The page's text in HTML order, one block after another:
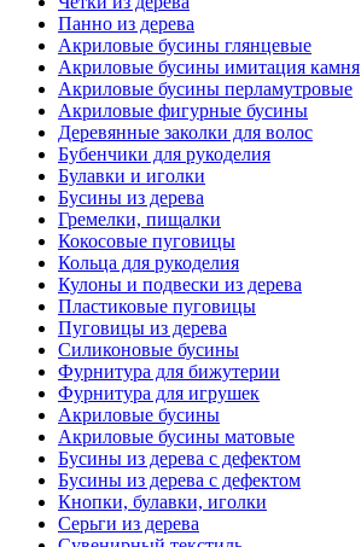
Панно из дерева
Акриловые бусины глянцевые
Акриловые бусины имитация камня
Акриловые бусины перламутровые
Акриловые фигурные бусины
Деревянные заколки для волос
Бубенчики для рукоделия
Булавки и иголки
Бусины из дерева
Гремелки, пищалки
Кокосовые пуговицы
Кольца для рукоделия
Кулоны и подвески из дерева
Пластиковые пуговицы
Пуговицы из дерева
Силиконовые бусины
Фурнитура для бижутерии
Фурнитура для игрушек
Акриловые бусины
Акриловые бусины матовые
Бусины из дерева с дефектом
Бусины из дерева с дефектом
Кнопки, булавки, иголки
Серьги из дерева